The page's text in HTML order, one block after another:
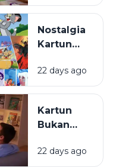
yang
Gaya Animasi
Mereka
Nostalgia
Kartun
Kecil:
Kenapa
Terasa
Hangat
Ditonton
22 days ago
Kartun
Bukan
untuk
22 days ago